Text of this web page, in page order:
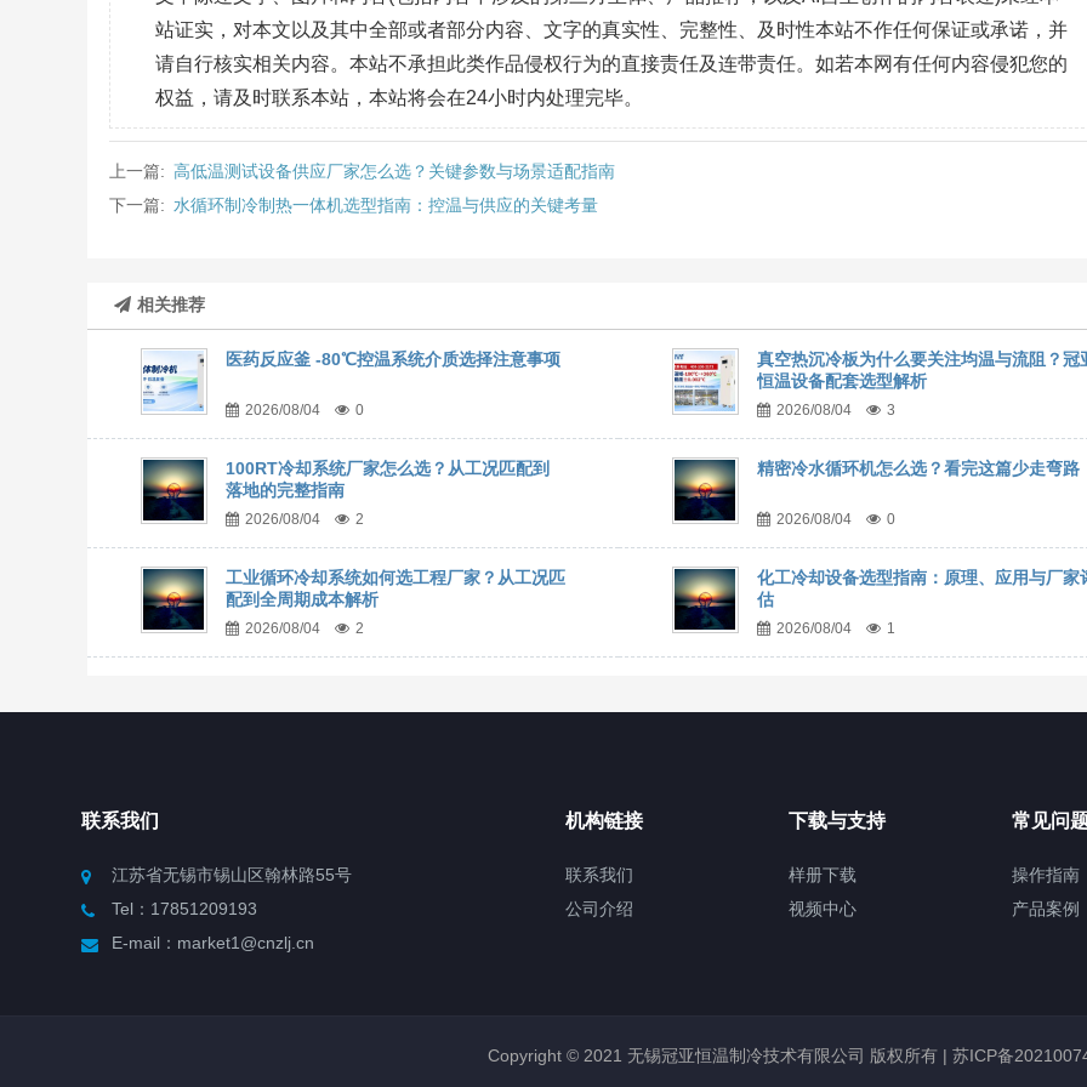
站证实，对本文以及其中全部或者部分内容、文字的真实性、完整性、及时性本站不作任何保证或承诺，并
请自行核实相关内容。本站不承担此类作品侵权行为的直接责任及连带责任。如若本网有任何内容侵犯您的
权益，请及时联系本站，本站将会在24小时内处理完毕。
上一篇: 高低温测试设备供应厂家怎么选？关键参数与场景适配指南
下一篇: 水循环制冷制热一体机选型指南：控温与供应的关键考量
相关推荐
医药反应釜 -80℃控温系统介质选择注意事项
2026/08/04 0
真空热沉冷板为什么要关注均温与流阻？冠
恒温设备配套选型解析
2026/08/04 3
100RT冷却系统厂家怎么选？从工况匹配到
落地的完整指南
2026/08/04 2
精密冷水循环机怎么选？看完这篇少走弯路
2026/08/04 0
工业循环冷却系统如何选工程厂家？从工况匹
配到全周期成本解析
2026/08/04 2
化工冷却设备选型指南：原理、应用与厂家
估
2026/08/04 1
联系我们
江苏省无锡市锡山区翰林路55号
Tel：17851209193
E-mail：market1@cnzlj.cn
机构链接
联系我们
公司介绍
下载与支持
样册下载
视频中心
常见问
操作指南
产品案例
Copyright © 2021 无锡冠亚恒温制冷技术有限公司 版权所有 | 苏ICP备